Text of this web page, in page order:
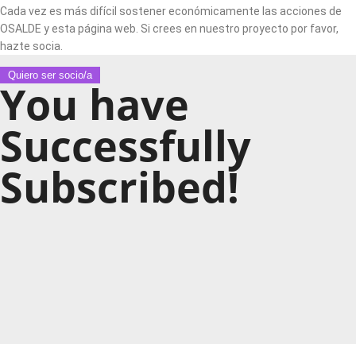
Cada vez es más difícil sostener económicamente las acciones de
OSALDE y esta página web. Si crees en nuestro proyecto por favor,
hazte socia.
Quiero ser socio/a
You have
Successfully
Subscribed!